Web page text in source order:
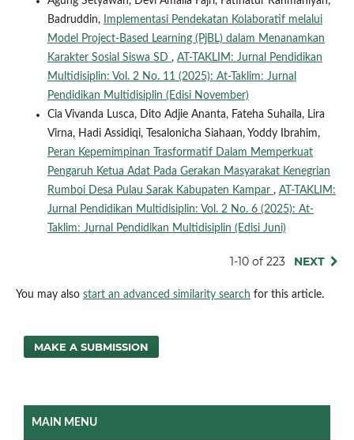
Badruddin,
Implementasi Pendekatan Kolaboratif melalui
Model Project-Based Learning (PjBL) dalam Menanamkan
Karakter Sosial Siswa SD , AT-TAKLIM: Jurnal Pendidikan
Multidisiplin: Vol. 2 No. 11 (2025): At-Taklim: Jurnal
Pendidikan Multidisiplin (Edisi November)
Cia Vivanda Lusca, Dito Adjie Ananta, Fateha Suhaila, Lira
Virna, Hadi Assidiqi, Tesalonicha Siahaan, Yoddy Ibrahim,
Peran Kepemimpinan Trasformatif Dalam Memperkuat
Pengaruh Ketua Adat Pada Gerakan Masyarakat Kenegrian
Rumboi Desa Pulau Sarak Kabupaten Kampar , AT-TAKLIM:
Jurnal Pendidikan Multidisiplin: Vol. 2 No. 6 (2025): At-
Taklim: Jurnal Pendidikan Multidisiplin (Edisi Juni)
1-10 of 223 NEXT
You may also start an advanced similarity search for this article.
MAKE A SUBMISSION
MAIN MENU